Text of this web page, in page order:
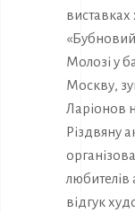
«Бубновий
Молозі у
Москву,
Ларіонов
Різдвяну
любителів
відгук